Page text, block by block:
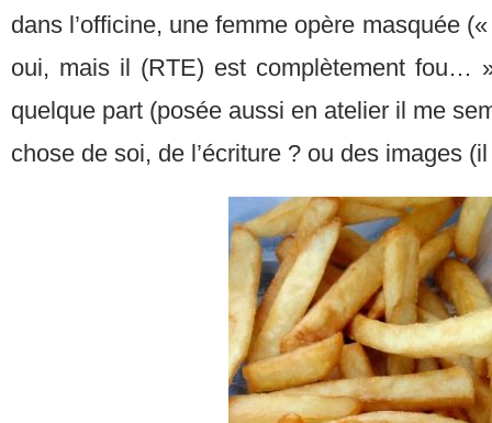
dans l’officine, une femme opère masquée
oui, mais il (RTE) est complètement fou…
quelque part (posée aussi en atelier il me
chose de soi, de l’écriture ? ou des images